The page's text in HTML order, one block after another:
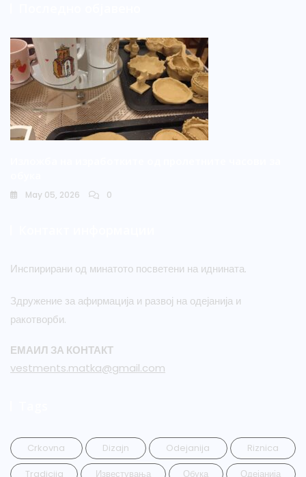
May 05, 2026 0
Инспирирани од минатото посветени на иднината.
Здружение за афирмација и развој на одејанија и
ракотворби.
ЕМАИЛ ЗА КОНТАКТ
vestments.matka@gmail.com
Crkovna Dizajn Odejanija
Riznica
Tradicija
Известувања Обука Одејанија